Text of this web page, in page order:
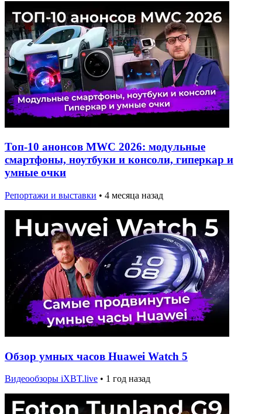
Топ-10 анонсов MWC 2026: модульные
смартфоны, ноутбуки и консоли, гиперкар и
умные очки
Репортажи и выставки • 4 месяца назад
Обзор умных часов Huawei Watch 5
Видеообзоры iXBT.live • 1 год назад